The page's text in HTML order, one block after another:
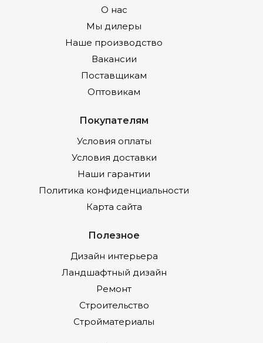
О нас
Мы дилеры
Наше производство
Вакансии
Поставщикам
Оптовикам
Покупателям
Условия оплаты
Условия доставки
Наши гарантии
Политика конфиденциальности
Карта сайта
Полезное
Дизайн интерьера
Ландшафтный дизайн
Ремонт
Строительство
Стройматериалы